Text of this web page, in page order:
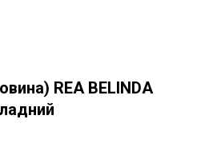
REA BELINDA